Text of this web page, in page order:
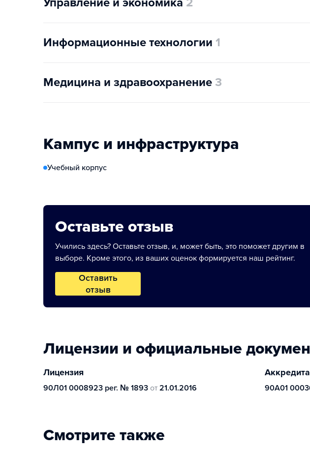
Информационные технологии 1
Медицина и здравоохранение 3
Кампус и инфраструктура
Учебный корпус
Оставьте отзыв
Учились здесь? Оставьте отзыв, и, может быть, это поможет другим в
выборе. Кроме этого, из ваших оценок формируется наш рейтинг.
Оставить
отзыв
Лицензии и официальные
Лицензия
90Л01 0008923 рег. № 1893 от 21.01.2016 90А01
Смотрите также